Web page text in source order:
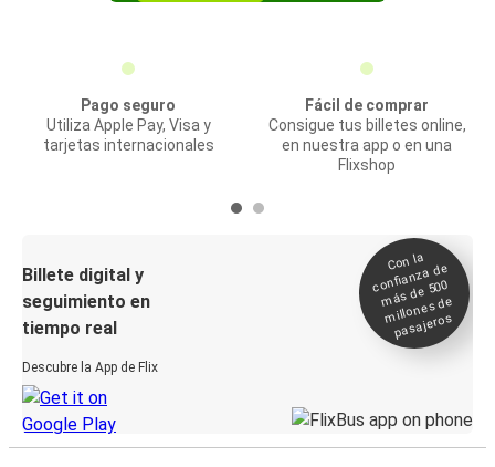
Pago seguro
Utiliza Apple Pay, Visa y
tarjetas internacionales
Fácil de comprar
Consigue tus billetes online,
en nuestra app o en una
Flixshop
Billete digital y
seguimiento en
tiempo real
Descubre la App de Flix
Con la
confianza de
más de 500
millones de
pasajeros